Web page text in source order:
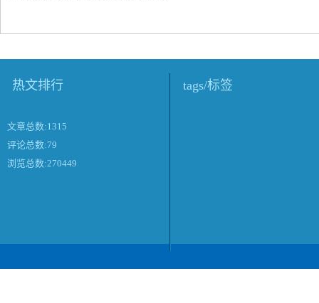
热文排行
文章总数:1315
评论总数:79
浏览总数:270449
tags/标签